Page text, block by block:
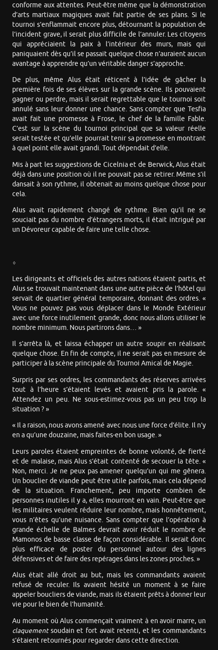
conforme aux attentes. Peut-être même que la démonstration
d’arts martiaux magiques avait fait partie de ses plans. Si le
tournoi s’enflammait encore plus, détournant la population de
l’incident grave, il serait plus difficile de l’annuler. Les citoyens
qui appréciaient la paix à l’intérieur des murs, mais qui
paniquaient dès qu’il se passait quelque chose n’auraient aucun
avantage à apprendre qu’un véritable danger s’approche.
De plus, même Alus était réticent à l’idée de gâcher la
première fois de ses élèves sur la grande scène. Ils pouvaient
gagner ou perdre, mais il serait regrettable que le tournoi soit
annulé sans leur donner une chance. Sans compter que Tesfia
avait fait une promesse à Frose, le chef de la famille Fable.
C’est sur la scène du tournoi principal que sa valeur réelle
serait testée et qu’elle pourrait tenir sa promesse en montrant
à quel point elle avait grandi. Tout dépendait d’elle.
Mis à part les suggestions de Cicelnia et de Berwick, Alus était
déjà dans une position où il ne pouvait pas se retirer. Même s’il
dansait à son rythme, il obtenait au moins quelque chose pour
cela.
Alus avait rapidement changé de rythme. Bien qu’il ne se
souciait pas du nombre d’étrangers morts, il était intrigué par
un Dévoreur capable de faire une telle chose.
⬨
Les dirigeants et officiels des autres nations étaient partis, et
Alus se trouvait maintenant dans une autre pièce de l’hôtel qui
servait de quartier général temporaire, donnant des ordres. «
Vous ne pouvez pas vous déplacer dans le Monde Extérieur
avec une force inutilement grande, donc nous allons utiliser le
nombre minimum. Nous partirons dans… »
Il s’arrêta là, et laissa échapper un autre soupir en réalisant
quelque chose. En fin de compte, il ne serait pas en mesure de
participer à la scène principale du Tournoi Amical de Magie.
Surpris par ses ordres, les commandants des réserves arrivées
tout à l’heure s’étaient levés et avaient pris la parole. «
Attendez un peu. Ne sous-estimez-vous pas un peu trop la
situation ? »
« Il a raison, nous avons amené avec nous une force d’élite. Il n’y
en a qu’une douzaine, mais faites-en bon usage. »
Leurs paroles étaient empreintes de bonne volonté, de fierté
et de malaise, mais Alus s’était contenté de secouer la tête. «
Non, merci. Je ne peux pas amener quelqu’un qui me gênera.
Un bouclier de viande peut être utile parfois, mais cela dépend
de la situation. Franchement, peu importe combien de
personnes inutiles il y a, elles mourront en vain. Peut-être que
les militaires veulent réduire leur nombre, mais honnêtement,
vous n’êtes qu’une nuisance. Sans compter que l’opération à
grande échelle de Balmes devrait avoir réduit le nombre de
Mamonos de basse classe de façon considérable. Il serait donc
plus efficace de poster du personnel autour des lignes
défensives et de faire des repérages dans les zones proches. »
Alus était allé droit au but, mais les commandants avaient
refusé de reculer. Ils avaient hésité un moment à se faire
appeler boucliers de viande, mais ils étaient prêts à donner leur
vie pour le bien de l’humanité.
Au moment où Alus commençait vraiment à en avoir marre, un
claquementsoudain et fort avait retenti, et les commandants
s’étaient retournés pour regarder dans cette direction.